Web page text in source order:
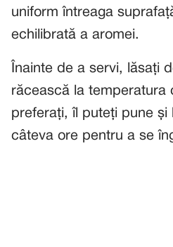
uniform întreaga
echilibrată a aromei.
Înainte de a servi, lăsați
răcească la temperatura
preferați, îl puteți pune și
câteva ore pentru a se